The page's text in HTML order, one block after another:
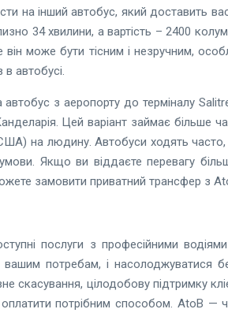
на інший автобус, який доставить
34 хвилини, а вартість – 2400
може бути тісним і незручним,
в автобусі.
з аеропорту до терміналу
Цей варіант займає більше
на людину. Автобуси ходять
Якщо ви віддаєте перевагу
замовити приватний трансфер з
послуги з професійними
вашим потребам, і
скасування, цілодобову підтримку
потрібним способом. AtoB —